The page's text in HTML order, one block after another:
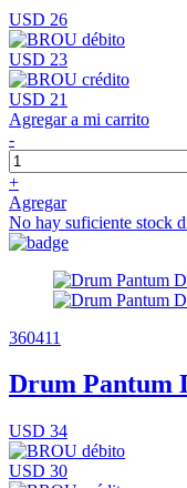
USD 26
USD 23
USD 21
Agregar a mi carrito
-
+
Agregar
No hay suficiente stock
360411
Drum Pantum
USD 34
USD 30